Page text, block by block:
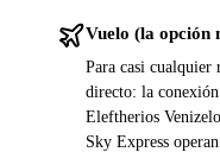
Vuelo (la opción
Para casi cualquier
directo: la
Eleftherios
Sky Express